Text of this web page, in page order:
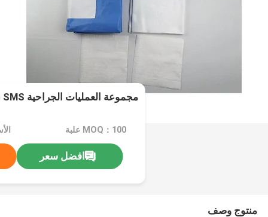
مجموعة العمليات الجراحية SMS عازلة للماء
MOQ：100 علبة
افضل سعر
منتوج وصف